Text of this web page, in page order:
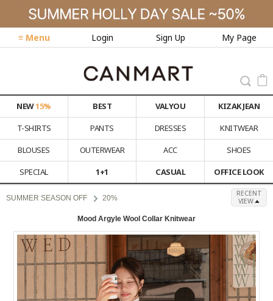
≡ Menu Login Sign Up My Page
NEW15% BEST VALYOU
KIZAK JEAN
T-SHIRTS
PANTS DRESSES
KNITWEAR
BLOUSES
OUTERWEAR ACC
SHOES
SPECIAL
1+1 CASUAL OFFICE LOOK
SUMMER SEASON OFF 20%
RECENT
VIEW
Mood Argyle Wool Collar Knitwear